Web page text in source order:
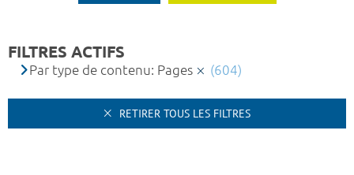
FILTRES ACTIFS
Par type de contenu: Pages (604)
RETIRER TOUS LES FILTRES